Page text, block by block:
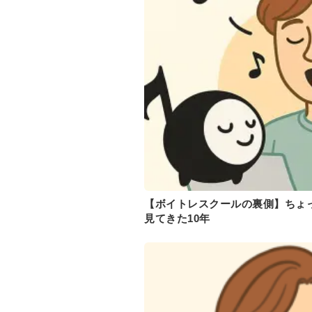
【ボイトレスクールの裏側】ち
見てきた10年